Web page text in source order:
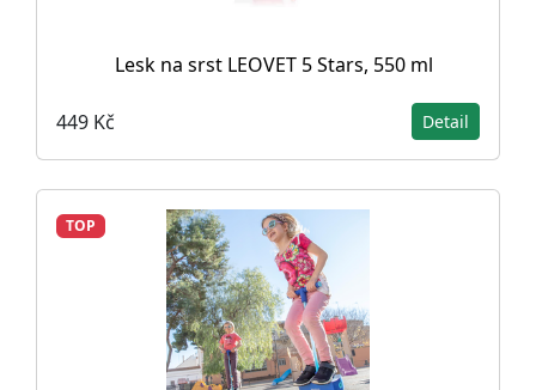
Lesk na srst LEOVET 5 Stars, 550 ml
449 Kč Detail
TOP